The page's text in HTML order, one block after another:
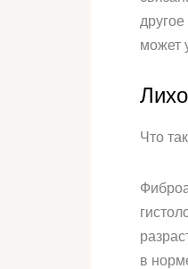
может
Что
в